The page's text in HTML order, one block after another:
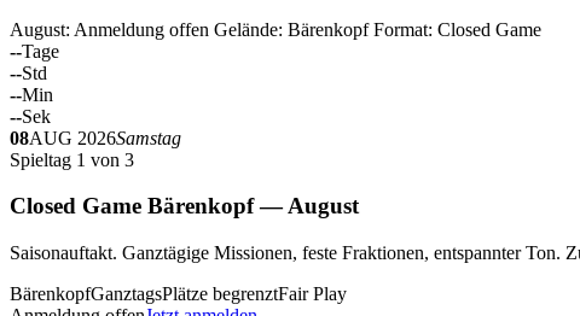
August: Anmeldung offen Gelände: Bärenkopf Format: Closed Game
--Tage
--Std
--Min
--Sek
08AUG 2026Samstag
Spieltag 1 von 3
Closed Game Bärenkopf — August
Saisonauftakt. Ganztägige Missionen, feste Fraktionen, entspannter
BärenkopfGanztagsPlätze begrenztFair Play